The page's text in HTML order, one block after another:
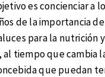
es concienciar a
de la importancia
para la nutrición
tiempo que cambia
que puedan